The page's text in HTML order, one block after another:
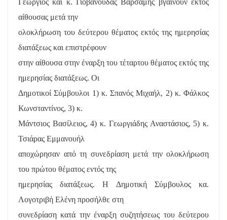
Γεώργιος και κ. Γιοβανούδας Βαρσάμης βγαίνουν εκτός
αίθουσας μετά την
ολοκλήρωση του δεύτερου θέματος εκτός της ημερησίας
διατάξεως και επιστρέφουν
στην αίθουσα στην έναρξη του τέταρτου θέματος εκτός της
ημερησίας διατάξεως. Οι
Δημοτικοί Σύμβουλοι 1) κ. Σπανός Μιχαήλ, 2) κ. Φάλκος
Κωνσταντίνος, 3) κ.
Μάντσιος Βασίλειος, 4) κ. Γεωργιάδης Αναστάσιος, 5) κ.
Τσιάρας Εμμανουήλ
αποχώρησαν από τη συνεδρίαση μετά την ολοκλήρωση
του πρώτου θέματος εντός της
ημερησίας διατάξεως. Η Δημοτική Σύμβουλος κα.
Λογοτριβή Ελένη προσήλθε στη
συνεδρίαση κατά την έναρξη συζητήσεως του δεύτερου